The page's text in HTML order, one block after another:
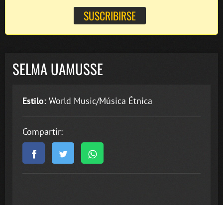
SELMA UAMUSSE
Estilo: World Music/Música Étnica
Compartir: